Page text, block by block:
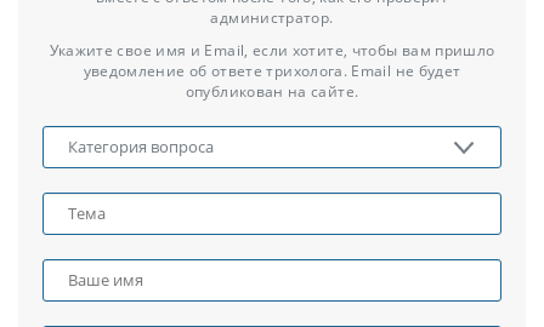
администратор.
Укажите свое имя и Email, если хотите, чтобы вам пришло
уведомление об ответе трихолога. Email не будет
опубликован на сайте.